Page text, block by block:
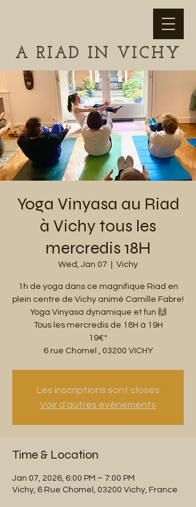
A RIAD IN VICHY
Yoga Vinyasa au Riad
à Vichy tous les
mercredis 18H
Wed, Jan 07 Vichy
1h de yoga dans ce magnifique Riad en
plein centre de Vichy animé Camille Fabre!
Yoga Vinyasa dynamique et fun 🙌
Tous les mercredis de 18H à 19H
19€*
6 rue Chomel , 03200 VICHY
Les inscriptions sont closes
Voir d'autres événements
Time & Location
Jan 07, 2026, 6:00 PM – 7:00 PM
Vichy, 6 Rue Chomel, 03200 Vichy, France